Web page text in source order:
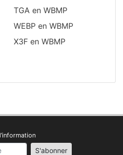
TGA en WBMP
WEBP en WBMP
X3F en WBMP
S'abonner